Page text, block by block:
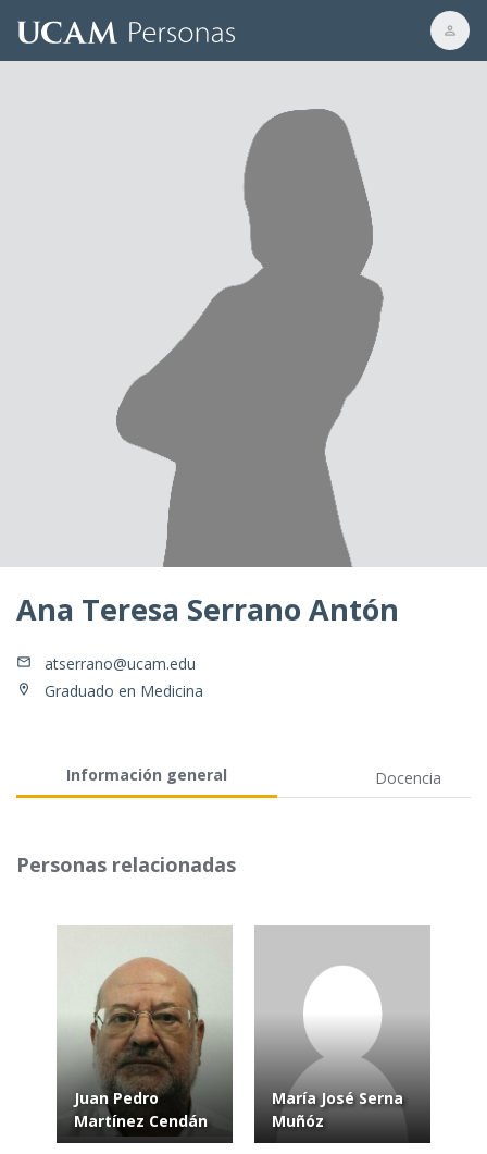
Ana Teresa Serrano Antón
atserrano@ucam.edu
Graduado en Medicina
Información general Docencia
Personas relacionadas
Juan Pedro
Martínez Cendán
María José Serna
Muñóz